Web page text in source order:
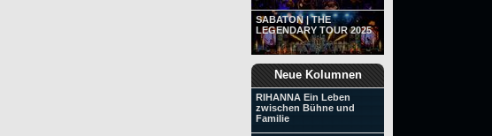
SABATON | THE
LEGENDARY TOUR 2025
Neue Kolumnen
RIHANNA Ein Leben
zwischen Bühne und
Familie